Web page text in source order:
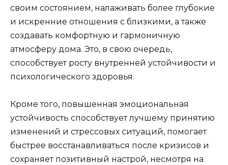
своим состоянием, налаживать более глубокие
и искренние отношения с близкими, а также
создавать комфортную и гармоничную
атмосферу дома. Это, в свою очередь,
способствует росту внутренней устойчивости и
психологического здоровья.
Кроме того, повышенная эмоциональная
устойчивость способствует лучшему принятию
изменений и стрессовых ситуаций, помогает
быстрее восстанавливаться после кризисов и
сохраняет позитивный настрой, несмотря на